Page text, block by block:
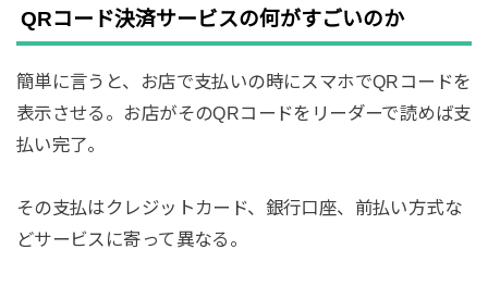
QRコード決済サービスの何がすごいのか
簡単に言うと、お店で支払いの時にスマホでQRコードを
表示させる。お店がそのQRコードをリーダーで読めば支
払い完了。
その支払はクレジットカード、銀行口座、前払い方式な
どサービスに寄って異なる。